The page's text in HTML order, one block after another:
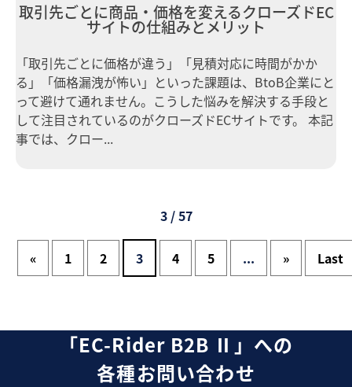
取引先ごとに商品・価格を変えるクローズドEC
サイトの仕組みとメリット
「取引先ごとに価格が違う」「見積対応に時間がかか
る」「価格漏洩が怖い」といった課題は、BtoB企業にと
って避けて通れません。こうした悩みを解決する手段と
して注目されているのがクローズドECサイトです。 本記
事では、クロー...
3 / 57
« 1 2 3 4 5 ... » Last
「EC-Rider B2B Ⅱ」への
各種お問い合わせ